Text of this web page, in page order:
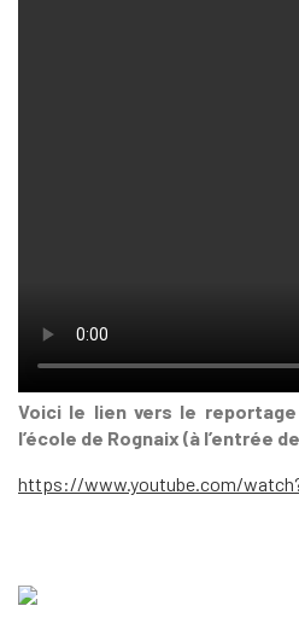
Voici le lien vers le
l’école de Rognaix (à l’entrée
https://www.youtube.com/